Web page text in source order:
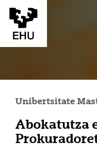
Eduki nagusira joan
Unibertsitate
Abokatutza